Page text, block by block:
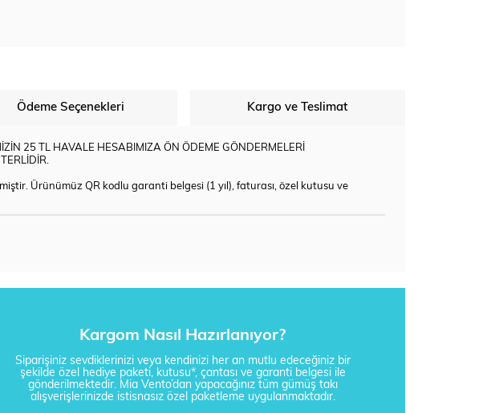
Ödeme Seçenekleri Kargo ve Teslimat
25 TL HAVALE HESABIMIZA ÖN ÖDEME GÖNDERMELERİ
Ürünümüz QR kodlu garanti belgesi (1 yıl), faturası, özel kutusu ve
Kargom Nasıl Hazırlanıyor?
Siparişiniz sevdiklerinizi veya kendinizi her an mutlu edeceğiniz bir
şekilde özel hediye paketi, kutusu*, çantası ve garanti belgesi ile
gönderilmektedir. Mia Vento’dan yapacağınız tüm gümüş takı
alışverişlerinizde istisnasız özel paketleme uygulanmaktadır.